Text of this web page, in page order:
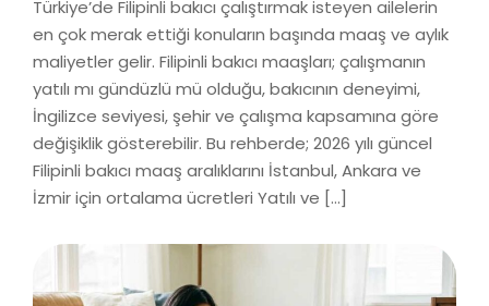
Türkiye’de Filipinli bakıcı çalıştırmak isteyen ailelerin
en çok merak ettiği konuların başında maaş ve aylık
maliyetler gelir. Filipinli bakıcı maaşları; çalışmanın
yatılı mı gündüzlü mü olduğu, bakıcının deneyimi,
İngilizce seviyesi, şehir ve çalışma kapsamına göre
değişiklik gösterebilir. Bu rehberde; 2026 yılı güncel
Filipinli bakıcı maaş aralıklarını İstanbul, Ankara ve
İzmir için ortalama ücretleri Yatılı ve […]